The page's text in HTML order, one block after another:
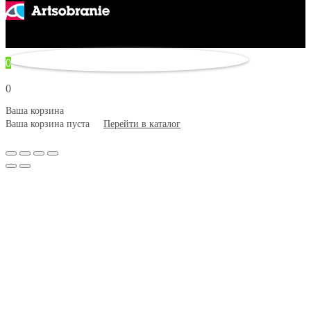
0
0
Ваша корзина
Ваша корзина пуста
Перейти в каталог